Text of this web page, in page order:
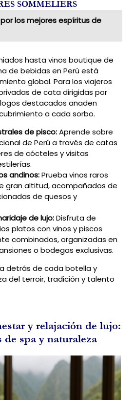
SOMMELIERS
los mejores espíritus de
hasta vinos boutique de
de bebidas en Perú está
global. Para los viajeros
de cata dirigidas por
destacados añaden
a cada sorbo.
de pisco:Aprende sobre
de Perú a través de catas
de cócteles y visitas
andinos:Prueba vinos raros
gran altitud, acompañados de
de quesos y
de lujo:Disfruta de
platos con vinos y piscos
combinados, organizadas en
o bodegas exclusivas.
detrás de cada botella y
del terroir, tradición y talento
y relajación de lujo:
de spa y naturaleza